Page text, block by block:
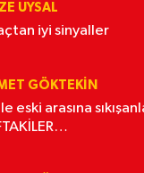
UYSAL
iyi sinyaller
GÖKTEKIN
eski arasına